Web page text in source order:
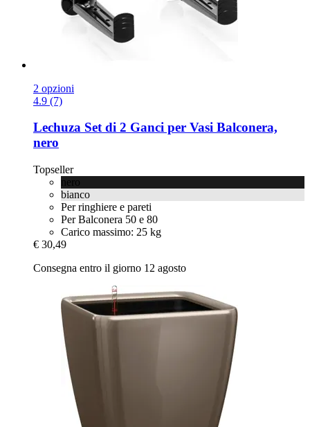
2 opzioni
4.9 (7)
Lechuza Set di 2 Ganci per Vasi Balconera,
nero
Topseller
nero
bianco
Per ringhiere e pareti
Per Balconera 50 e 80
Carico massimo: 25 kg
€ 30,49
Consegna entro il giorno 12 agosto